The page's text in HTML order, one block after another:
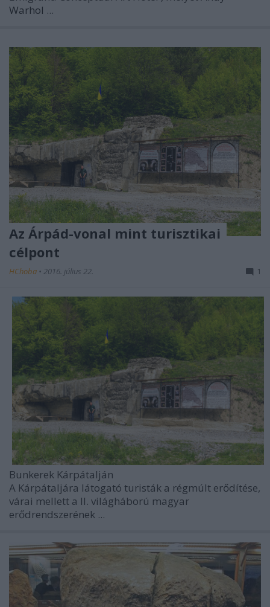
Warhol ...
Az Árpád-vonal mint turisztikai
célpont
HChoba • 2016. július 22. 1
Bunkerek Kárpátalján
A Kárpátaljára látogató turisták a régmúlt erődítése,
várai mellett a II. világháború magyar
erődrendszerének ...